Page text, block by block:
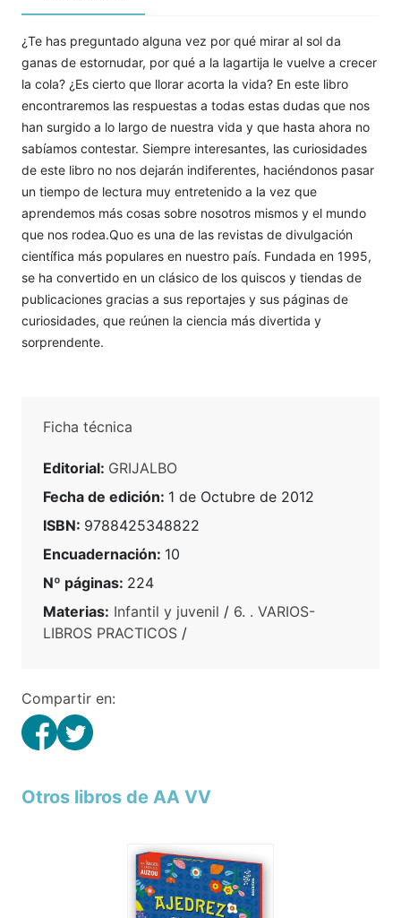
¿Te has preguntado alguna vez por qué mirar al sol da
ganas de estornudar, por qué a la lagartija le vuelve a crecer
la cola? ¿Es cierto que llorar acorta la vida? En este libro
encontraremos las respuestas a todas estas dudas que nos
han surgido a lo largo de nuestra vida y que hasta ahora no
sabíamos contestar. Siempre interesantes, las curiosidades
de este libro no nos dejarán indiferentes, haciéndonos pasar
un tiempo de lectura muy entretenido a la vez que
aprendemos más cosas sobre nosotros mismos y el mundo
que nos rodea.Quo es una de las revistas de divulgación
científica más populares en nuestro país. Fundada en 1995,
se ha convertido en un clásico de los quiscos y tiendas de
publicaciones gracias a sus reportajes y sus páginas de
curiosidades, que reúnen la ciencia más divertida y
sorprendente.
Ficha técnica
Editorial: GRIJALBO
Fecha de edición: 1 de Octubre de 2012
ISBN: 9788425348822
Encuadernación: 10
Nº páginas: 224
Materias: Infantil y juvenil / 6. . VARIOS-
LIBROS PRACTICOS /
Compartir en:
Otros libros de AA VV